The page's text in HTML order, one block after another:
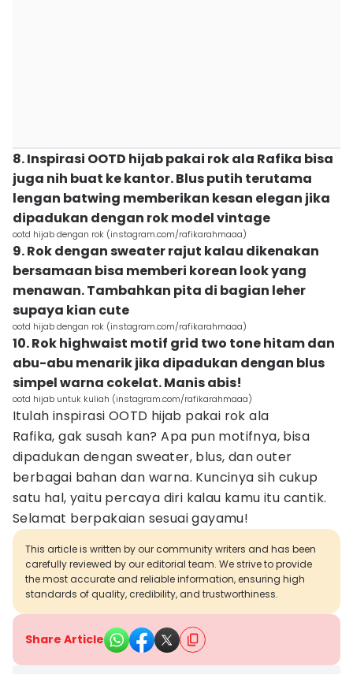
8. Inspirasi OOTD hijab pakai rok ala Rafika bisa
juga nih buat ke kantor. Blus putih terutama
lengan batwing memberikan kesan elegan jika
dipadukan dengan rok model vintage
ootd hijab dengan rok (instagram.com/rafikarahmaaa)
9. Rok dengan sweater rajut kalau dikenakan
bersamaan bisa memberi korean look yang
menawan. Tambahkan pita di bagian leher
supaya kian cute
ootd hijab dengan rok (instagram.com/rafikarahmaaa)
10. Rok highwaist motif grid two tone hitam dan
abu-abu menarik jika dipadukan dengan blus
simpel warna cokelat. Manis abis!
ootd hijab untuk kuliah (instagram.com/rafikarahmaaa)
Itulah inspirasi OOTD hijab pakai rok ala
Rafika, gak susah kan? Apa pun motifnya, bisa
dipadukan dengan sweater, blus, dan outer
berbagai bahan dan warna. Kuncinya sih cukup
satu hal, yaitu percaya diri kalau kamu itu cantik.
Selamat berpakaian sesuai gayamu!
This article is written by our community writers and has been
carefully reviewed by our editorial team. We strive to provide
the most accurate and reliable information, ensuring high
standards of quality, credibility, and trustworthiness.
Share Article